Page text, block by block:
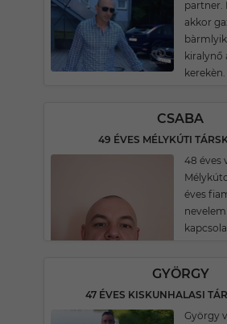
partner.
akkor
kiralynő
kerekèn.
CSABA
49 ÉVES MÉLYKÚTI
48 éves
éves
GYÖRGY
47 ÉVES KISKUNHALASI
György